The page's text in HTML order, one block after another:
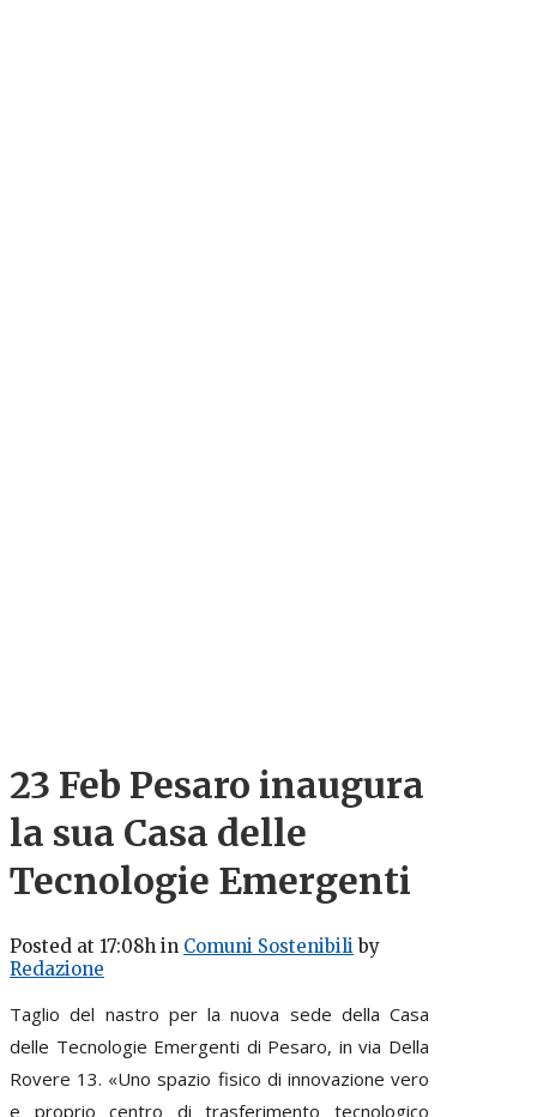
23 Feb Pesaro inaugura
la sua Casa delle
Tecnologie Emergenti
Posted at 17:08h in Comuni Sostenibili by
Redazione
Taglio del nastro per la nuova sede della Casa
delle Tecnologie Emergenti di Pesaro, in via Della
Rovere 13. «Uno spazio fisico di innovazione vero
e proprio centro di trasferimento tecnologico